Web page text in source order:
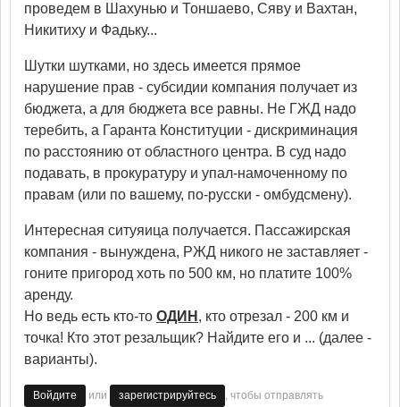
проведем в Шахунью и Тоншаево, Сяву и Вахтан,
Никитиху и Фадьку...
Шутки шутками, но здесь имеется прямое
нарушение прав - субсидии компания получает из
бюджета, а для бюджета все равны. Не ГЖД надо
теребить, а Гаранта Конституции - дискриминация
по расстоянию от областного центра. В суд надо
подавать, в прокуратуру и упал-намоченному по
правам (или по вашему, по-русски - омбудсмену).
Интересная ситуяица получается. Пассажирская
компания - вынуждена, РЖД никого не заставляет -
гоните пригород хоть по 500 км, но платите 100%
аренду.
Но ведь есть кто-то ОДИН , кто отрезал - 200 км и
точка! Кто этот резальщик? Найдите его и ... (далее -
варианты).
Войдите или зарегистрируйтесь
, чтобы отправлять